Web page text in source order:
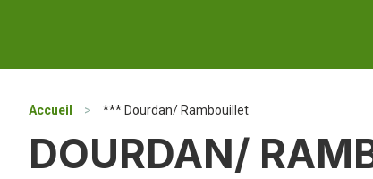
Accueil > *** Dourdan/ Rambouillet
DOURDAN/